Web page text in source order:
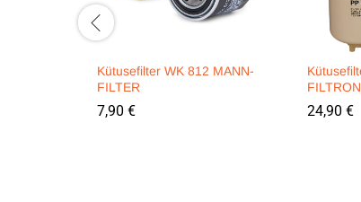
Kütusefilter WK 812 MANN-
FILTER
7,90 €
FILTRON
24,90 €